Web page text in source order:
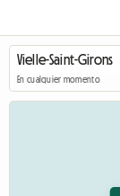
En cualquier momento